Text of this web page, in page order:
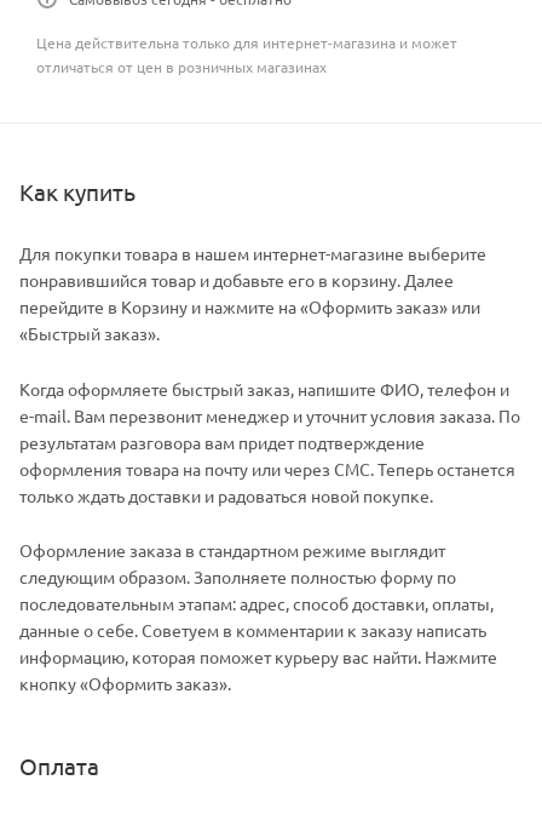
Цена действительна только для интернет-магазина и может
отличаться от цен в розничных магазинах
Как купить
Для покупки товара в нашем интернет-магазине выберите
понравившийся товар и добавьте его в корзину. Далее
перейдите в Корзину и нажмите на «Оформить заказ» или
«Быстрый заказ».
Когда оформляете быстрый заказ, напишите ФИО, телефон и
e-mail. Вам перезвонит менеджер и уточнит условия заказа. По
результатам разговора вам придет подтверждение
оформления товара на почту или через СМС. Теперь останется
только ждать доставки и радоваться новой покупке.
Оформление заказа в стандартном режиме выглядит
следующим образом. Заполняете полностью форму по
последовательным этапам: адрес, способ доставки, оплаты,
данные о себе. Советуем в комментарии к заказу написать
информацию, которая поможет курьеру вас найти. Нажмите
кнопку «Оформить заказ».
Оплата